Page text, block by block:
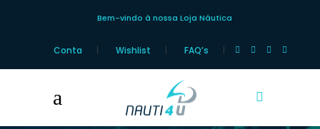
Bem-vindo à nossa Loja Náutica
Conta Wishlist FAQ’s